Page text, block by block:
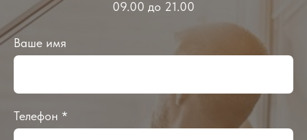
09.00 до 21.00
Ваше имя
Телефон *